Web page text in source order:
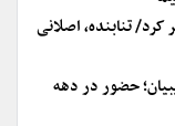
تنابنده، اصلانی
حضور در دهه